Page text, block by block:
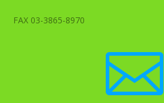
FAX 03-3865-8970
